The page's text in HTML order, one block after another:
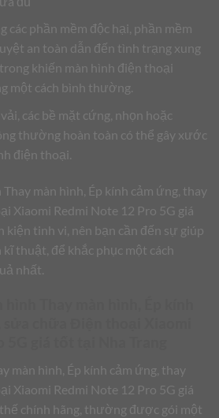
các phần mềm độc hại, phần mềm
an toàn dẫn đến tình trạng xung
khiến màn hình điện thoại
một cách bình thường.
các bề mặt cứng, nhọn hoặc
thường hoàn toàn có thể gây xước
điện thoại.
Thay màn hình, Ép kính cảm ứng, thay
Xiaomi Redmi Note 12 Pro 5G giá
kiện tinh vi, nên bạn cần đến sự giúp
kĩ thuật, để khắc phục một cách
nhất.
màn hình, Ép kính cảm ứng, thay
Xiaomi Redmi Note 12 Pro 5G giá
chính hãng, thường được gói một